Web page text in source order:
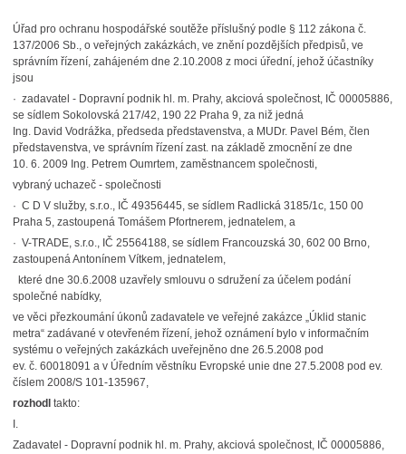
Úřad pro ochranu hospodářské soutěže příslušný podle § 112 zákona č.
137/2006 Sb., o veřejných zakázkách, ve znění pozdějších předpisů, ve
správním řízení, zahájeném dne 2.10.2008 z moci úřední, jehož účastníky
jsou
· zadavatel - Dopravní podnik hl. m. Prahy, akciová společnost, IČ 00005886,
se sídlem Sokolovská 217/42, 190 22 Praha 9, za niž jedná
Ing. David Vodrážka, předseda představenstva, a MUDr. Pavel Bém, člen
představenstva, ve správním řízení zast. na základě zmocnění ze dne
10. 6. 2009 Ing. Petrem Oumrtem, zaměstnancem společnosti,
vybraný uchazeč - společnosti
· C D V služby, s.r.o., IČ 49356445, se sídlem Radlická 3185/1c, 150 00
Praha 5, zastoupená Tomášem Pfortnerem, jednatelem, a
· V-TRADE, s.r.o., IČ 25564188, se sídlem Francouzská 30, 602 00 Brno,
zastoupená Antonínem Vítkem, jednatelem,
které dne 30.6.2008 uzavřely smlouvu o sdružení za účelem podání
společné nabídky,
ve věci přezkoumání úkonů zadavatele ve veřejné zakázce „Úklid stanic
metra“ zadávané v otevřeném řízení, jehož oznámení bylo v informačním
systému o veřejných zakázkách uveřejněno dne 26.5.2008 pod
ev. č. 60018091 a v Úředním věstníku Evropské unie dne 27.5.2008 pod ev.
číslem 2008/S 101-135967,
rozhodl takto:
I.
Zadavatel - Dopravní podnik hl. m. Prahy, akciová společnost, IČ 00005886,